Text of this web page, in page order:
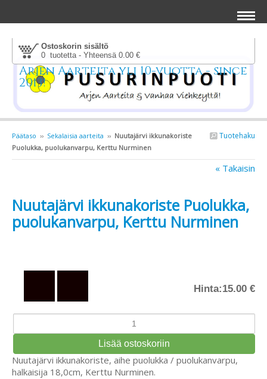
Ostoskorin sisältö
0 tuotetta - Yhteensä 0.00 €
Arjen Aarteita yli 10-vuotta - since
2013!
Tuotehaku
Päätaso ›› Sekalaisia aarteita ›› Nuutajärvi ikkunakoriste
Puolukka, puolukanvarpu, Kerttu Nurminen
« Takaisin
Nuutajärvi ikkunakoriste Puolukka,
puolukanvarpu, Kerttu Nurminen
Hinta:15.00 €
Nuutajärvi ikkunakoriste, aihe puolukka / puolukanvarpu,
halkaisija 18,0cm, Kerttu Nurminen.